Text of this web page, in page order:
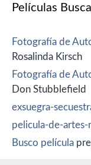
Películas
Fotografía de
Rosalinda Kirsch
Fotografía de
Don Stubblefield
exsuegra-
pelicula-de-artes-
Busco película